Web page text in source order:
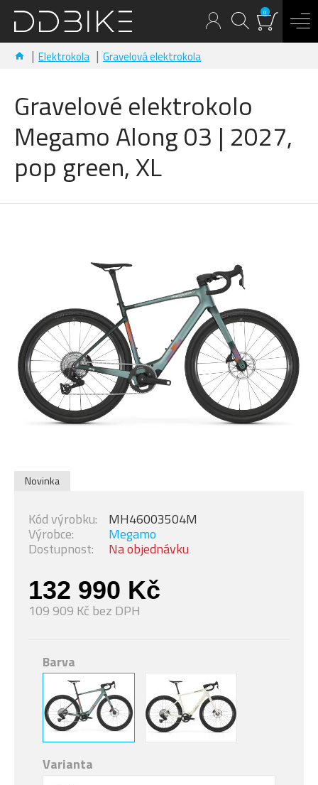
0
Elektrokola Gravelová elektrokola
Gravelové elektrokolo
Megamo Along 03 | 2027,
pop green, XL
Novinka
132 990 Kč
109 909 Kč bez DPH
Dostupnost: Na objednávku
Výrobce: Megamo
Kód výrobku: MH46003504M
Barva
Varianta